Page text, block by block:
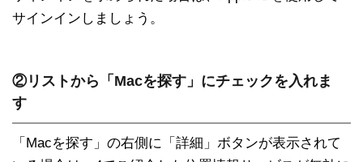
サインインしましょう。
②リストから「Macを探す」にチェックを入れま
す
「Macを探す」の右側に「詳細」ボタンが表示されて